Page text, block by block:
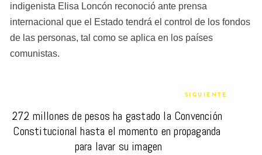
indigenista Elisa Loncón reconoció ante prensa
internacional que el Estado tendrá el control de los fondos
de las personas, tal como se aplica en los países
comunistas.
SIGUIENTE
272 millones de pesos ha gastado la Convención
Constitucional hasta el momento en propaganda
para lavar su imagen